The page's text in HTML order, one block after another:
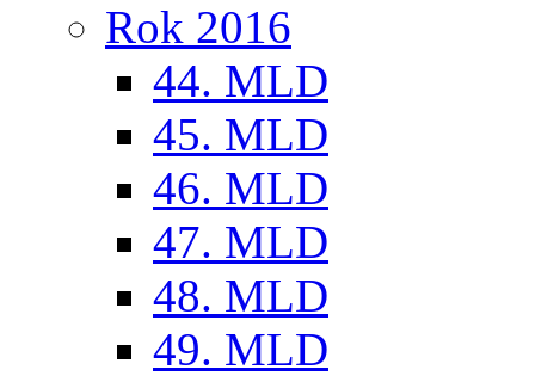
Rok 2016
44. MLD
45. MLD
46. MLD
47. MLD
48. MLD
49. MLD